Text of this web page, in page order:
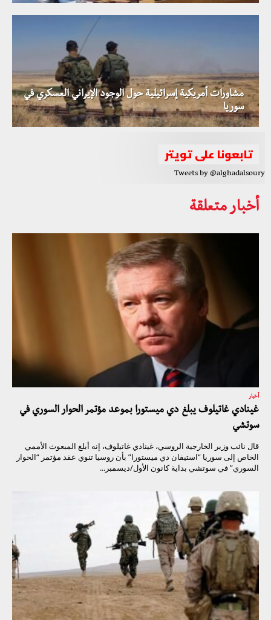
مشاورات أمريكية إسرائيلية حول الوجود الإيراني العسكري في
سوريا
تابعونا على تويتر
Tweets by @alghadalsoury
أخبار متعلقة
أخبار
غينادي غاتيلوف يبلغ دي ميستورا بموعد مؤتمر الحوار السوري في
سوتشي
قال نائب وزير الخارجية الروسي، غينادي غاتيلوف، إنه أبلغ المبعوث الأممي
الخاص إلى سوريا “استيفان دي ميستورا” بأن روسيا تنوي عقد مؤتمر “الحوار
السوري” في سوتشي بداية كانون الأول/ديسمبر...